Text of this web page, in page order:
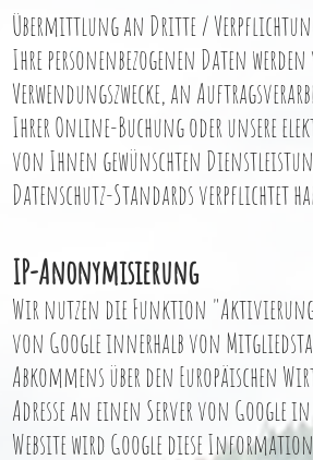
Übermittlung an Dritte /
Ihre personenbezogenen Daten
Verwendungszwecke, an
Ihrer Online-Buchung oder unsere
von Ihnen gewünschten
Datenschutz-Standards verpflichtet
IP-Anonymisierung
Wir nutzen die Funktion "Aktivierung
von Google innerhalb von
Abkommens über den Europäischen
Adresse an einen Server von Google
Website wird Google diese